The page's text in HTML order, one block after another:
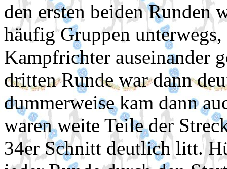
den ersten beiden Runden
häufig Gruppen
Kampfrichter auseinander
dritten Runde war dann
dummerweise kam dann
waren weite Teile der
34er Schnitt deutlich litt.